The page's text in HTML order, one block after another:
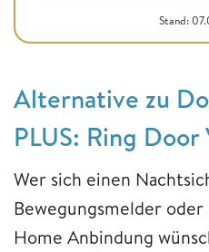
Stand:
Alternative zu
PLUS: Ring
Wer sich einen
Bewegungsmelder
Home Anbindung